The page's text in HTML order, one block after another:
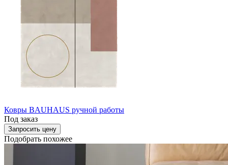
Ковры BAUHAUS ручной работы
Под заказ
Запросить цену
Подобрать похожее